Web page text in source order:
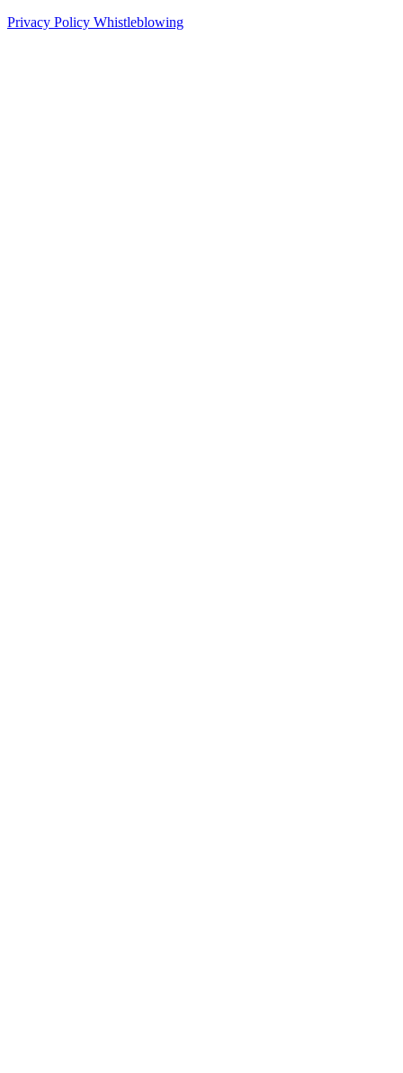
Privacy Policy Whistleblowing